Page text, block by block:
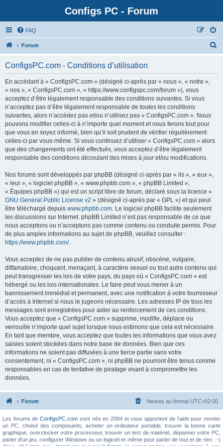
Configs PC - Forum
FAQ
Forum
ConfigsPC.com - Conditions d’utilisation
En accédant à « ConfigsPC.com » (désigné ci-après par « nous », « notre »,
« nos », « ConfigsPC.com », « https://www.configspc.com/forum »), vous
acceptez d’être légalement responsable des conditions suivantes. Si vous
n’acceptez pas d’être légalement responsable de toutes les conditions
suivantes, alors n’accédez pas et/ou n’utilisez pas « ConfigsPC.com ». Nous
pouvons modifier celles-ci à n’importe quel moment et nous ferons tout pour
que vous en soyez informé, bien qu’il soit prudent de vérifier régulièrement
celles-ci par vous-même. Si vous continuez d’utiliser « ConfigsPC.com » alors
que des changements ont été effectués, vous acceptez d’être légalement
responsable des conditions découlant des mises à jour et/ou modifications.
Nos forums sont développés par phpBB (désigné ci-après par « ils », « eux »,
« leur », « logiciel phpBB », « www.phpbb.com », « phpBB Limited »,
« Équipes phpBB ») qui est un script libre de forum, déclaré sous la licence «
GNU General Public License v2 » (désigné ci-après par « GPL ») et qui peut
être téléchargé depuis www.phpbb.com. Le logiciel phpBB facilite seulement
les discussions sur Internet. phpBB Limited n’est pas responsable de ce que
nous acceptons ou n’acceptons pas comme contenu ou conduite permis. Pour
de plus amples informations au sujet de phpBB, veuillez consulter :
https://www.phpbb.com/.
Vous acceptez de ne pas publier de contenu abusif, obscène, vulgaire,
diffamatoire, choquant, menaçant, à caractère sexuel ou tout autre contenu qui
peut transgresser les lois de votre pays, du pays où « ConfigsPC.com » est
hébergé ou les lois internationales. Le faire peut vous mener à un
bannissement immédiat et permanent, avec une notification à votre fournisseur
d’accès à Internet si nous le jugeons nécessaire. Les adresses IP de tous les
messages sont enregistrées pour aider au renforcement de ces conditions.
Vous acceptez que « ConfigsPC.com » supprime, modifie, déplace ou
verrouille n’importe quel sujet lorsque nous estimons que cela est nécessaire.
En tant que membre, vous acceptez que toutes les informations que vous avez
saisies soient stockées dans notre base de données. Bien que ces
informations ne soient pas diffusées à une tierce partie sans votre
consentement, ni « ConfigsPC.com », ni phpBB ne pourront être tenus comme
responsables en cas de tentative de piratage visant à compromettre les
données.
Forum Heures au format UTC+02:00
Les forums deConfigsPC.com sont nés en 2004 et vous apportent de l'aide pour monter
un PC, choisir des composants, acheter un ordinateur portable, trouver la bonne carte
graphique, overclocker votre processeur, trouver un test de matériel, dépanner votre PC,
parler d'un jeu, configurer Windows ou un logiciel et même pour parler de tout et de rien. :-)